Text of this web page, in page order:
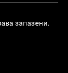
запазени.